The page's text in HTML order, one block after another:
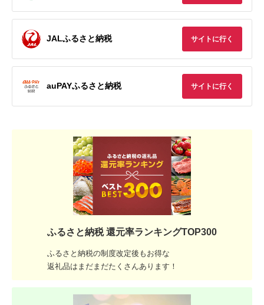
JALふるさと納税 サイトに行く
auPAYふるさと納税 サイトに行く
ふるさと納税 還元率ランキングTOP300
ふるさと納税の制度改定後もお得な
返礼品はまだまだたくさんあります！